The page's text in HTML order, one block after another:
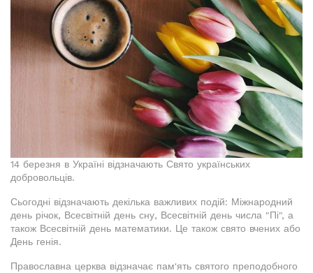
14 березня в Україні відзначають Свято українських
добровольців.
Сьогодні відзначають декілька важливих подій: Міжнародний
день річок, Всесвітній день сну, Всесвітній день числа "Пі", а
також Всесвітній день математики. Це також свято вчених або
День генія.
Православна церква відзначає пам'ять святого преподобного